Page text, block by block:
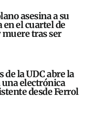
asesina a su
en el cuartel de
muere tras ser
de la UDC abre la
una electrónica
desde Ferrol